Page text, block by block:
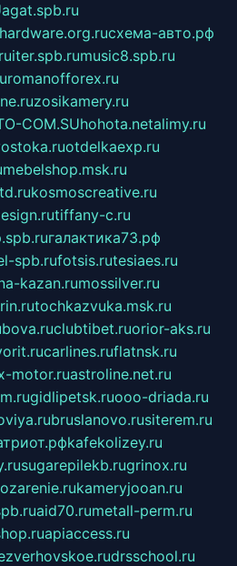
agat.spb.ru
hardware.org.ruсхема-авто.рф
music8.spb.ru
romanofforex.ru
zosikamery.ru
COM.SUhohota.netalimy.ru
otdelkaexp.ru
mebelshop.msk.ru
kosmoscreative.ru
tiffany-c.ru
галактика73.рф
spb.rufotsis.rutesiaes.ru
kazan.rumossilver.ru
tochkazvuka.msk.ru
clubtibet.ruorior-aks.ru
carlines.ruflatnsk.ru
motor.ruastroline.net.ru
gidlipetsk.ruooo-driada.ru
bruslanovo.rusiterem.ru
kafekolizey.ru
sugarepilekb.rugrinox.ru
kameryjooan.ru
aid70.rumetall-perm.ru
apiaccess.ru
drsschool.ru